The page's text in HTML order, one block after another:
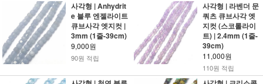
사각형 | Anhydrit
e 블루 엔젤라이트
큐브사각 엣지컷 |
3mm (1줄-39cm)
9,000원
90원 적립
사각형 | 라벤더 문
쿼츠 큐브사각 엣
지컷 (스코롤라이
트) | 2.4mm (1줄-
39cm)
11,000원
110원 적립